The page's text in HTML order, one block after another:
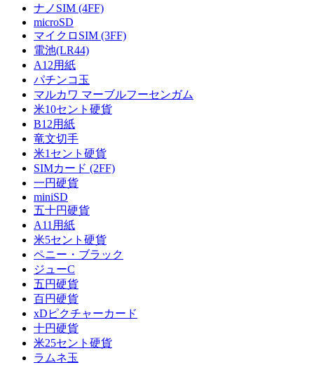
ナノSIM (4FF)
microSD
マイクロSIM (3FF)
電池(LR44)
A12用紙
パチンコ玉
マルカワ マーブルフーセンガム
米10セント硬貨
B12用紙
竜文切手
米1セント硬貨
SIMカード (2FF)
一円硬貨
miniSD
五十円硬貨
A11用紙
米5セント硬貨
ペニー・ブラック
ジューC
五円硬貨
百円硬貨
xDピクチャーカード
十円硬貨
米25セント硬貨
ラムネ玉